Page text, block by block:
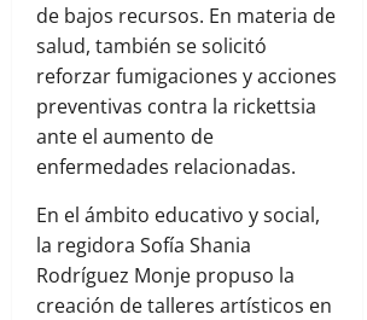
de bajos recursos. En materia de
salud, también se solicitó
reforzar fumigaciones y acciones
preventivas contra la rickettsia
ante el aumento de
enfermedades relacionadas.
En el ámbito educativo y social,
la regidora Sofía Shania
Rodríguez Monje propuso la
creación de talleres artísticos en